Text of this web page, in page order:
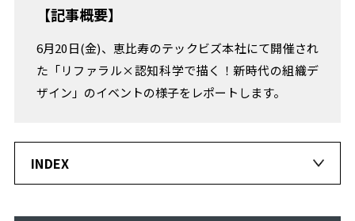
実
か
ら
ぶ、
ヒ
ン
【記事概要】
6月20日(金)、恵比寿のテックビズ本社にて開催され
た「リファラル×認知科学で描く！新時代の組織デ
ザイン」のイベントの様子をレポートします。
INDEX